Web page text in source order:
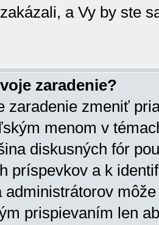
a Vy by ste
zaradenie?
zaradenie zmeniť
menom v
diskusných fór
príspevkov a k
administrátorov
prispievaním len